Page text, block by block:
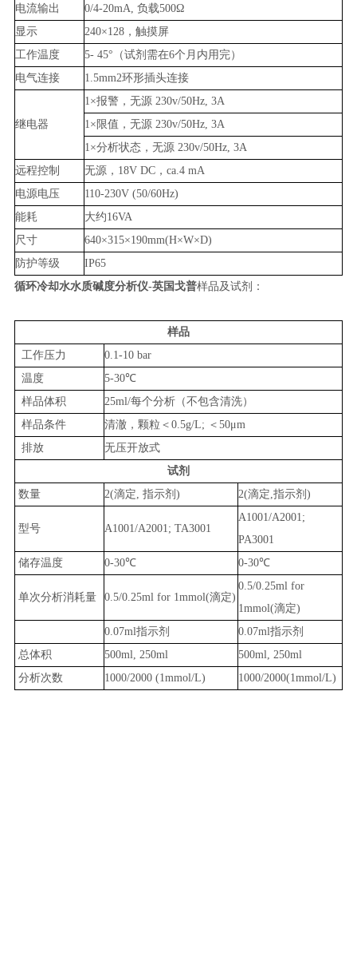
电流输出
0/4-20mA, 负载500Ω
显示
240×128，触摸屏
工作温度
5- 45°（试剂需在6个月内用完）
电气连接
1.5mm2环形插头连接
继电器
1×报警，无源 230v/50Hz, 3A
1×限值，无源 230v/50Hz, 3A
1×分析状态，无源 230v/50Hz, 3A
远程控制
无源，18V DC，ca.4 mA
电源电压
110-230V (50/60Hz)
能耗
大约16VA
尺寸
640×315×190mm(H×W×D)
防护等级
IP65
循环冷却水水质碱度分析仪-英国戈普样品及试剂：
样品
工作压力
0.1-10 bar
温度
5-30℃
样品体积
25ml/每个分析（不包含清洗）
样品条件
清澈，颗粒＜0.5g/L; ＜50μm
排放
无压开放式
试剂
数量
2(滴定, 指示剂) 2(滴定,指示剂)
型号 A1001/A2001; TA3001
A1001/A2001;
PA3001
储存温度
0-30℃ 0-30℃
单次分析消耗量 0.5/0.25ml for 1mmol(滴定)
0.5/0.25ml for
1mmol(滴定)
0.07ml指示剂
0.07ml指示剂
总体积
500ml, 250ml
500ml, 250ml
分析次数
1000/2000 (1mmol/L) 1000/2000(1mmol/L)